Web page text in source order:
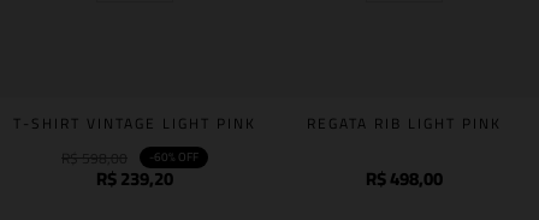
T-SHIRT VINTAGE LIGHT PINK
-60% OFF
R$239,20
REGATA RIB LIGHT PINK
R$498,00